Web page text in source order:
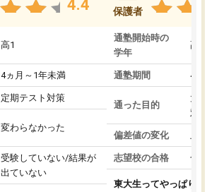
4.4
高1
4ヵ月～1年未満
定期テスト対策
変わらなかった
受験していない/結果が
出ていない
保護者
通塾開始時の
学年
高3
通塾期間 4ヵ月
通った目的
大学
対策
偏差値の変化 上が
志望校の合格 合格
東大生ってやっぱりすご